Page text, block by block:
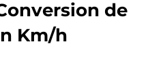
de
Km/h